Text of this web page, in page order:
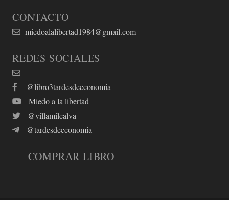
CONTACTO
miedoalalibertad1984@gmail.com
REDES SOCIALES
@libro3tardesdeeconomia
Miedo a la libertad
@villamilcalva
@tardesdeeconomia
COMPRAR LIBRO